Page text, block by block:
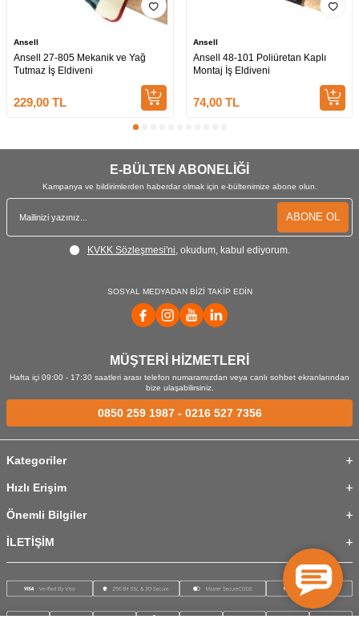
Silikon İçermez Hayır
Ansell
Ansell 27-805 Mekanik ve Yağ
Tutmaz İş Eldiveni
229,00 TL
Ansell
Ansell 48-101 Poliüretan Kaplı
Montaj İş Eldiveni
74,00TL
E-BÜLTEN ABONELİĞİ
Kampanya ve bildirimlerden haberdar olmak için e-bültenimize abone olun.
ABONE OL
KVKK Sözleşmesi'ni , okudum, kabul ediyorum.
SOSYAL MEDYADAN BİZİ TAKİP EDİN
MÜŞTERİ HİZMETLERİ
Hafta içi 09:00 - 17:30 saatleri arası telefon numaramızdan veya canlı sohbet ekranlarından
bize ulaşabilirsiniz.
0850 259 1987- 0216 527 7356
Kategoriler
Hızlı Erişim
Önemli Bilgiler
İLETİŞİM